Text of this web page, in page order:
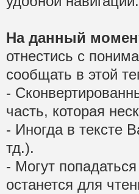
На данный
отнестись с
сообщать в этой
-
часть, которая
- Иногда в тексте
тд.).
- Могут
останется для